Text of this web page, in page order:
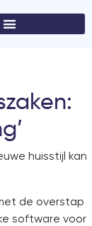
huisstijl kan
de overstap
software voor